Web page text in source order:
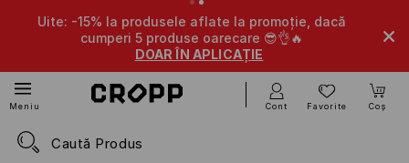
Uite: -15% la produsele aflate la promoție, dacă
cumperi 5 produse oarecare 😎👌🔥
DOAR ÎN APLICAȚIE
Meniu Cont Favorite Coș